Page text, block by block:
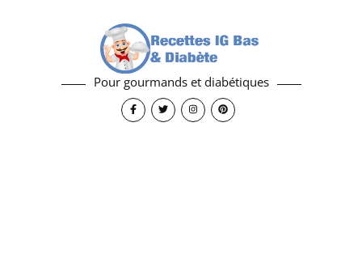
Pour gourmands et diabétiques